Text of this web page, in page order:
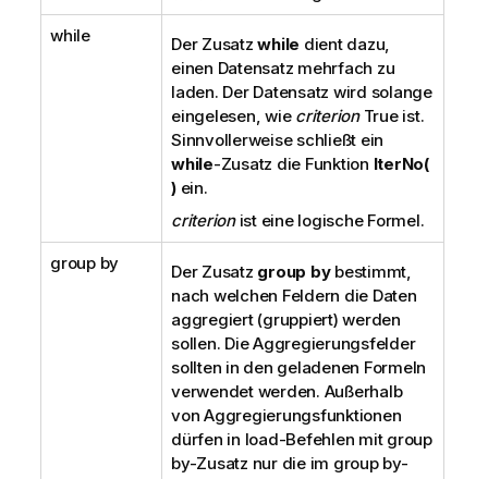
while Der Zusatzwhile dient dazu,
einen Datensatz mehrfach zu
laden. Der Datensatz wird solange
eingelesen, wie criterion Trueist.
Sinnvollerweise schließt ein
while-Zusatz die Funktion IterNo(
)ein.
criterionist eine logische Formel.
group by Der Zusatz group bybestimmt,
nach welchen Feldern die Daten
aggregiert (gruppiert) werden
sollen. Die Aggregierungsfelder
sollten in den geladenen Formeln
verwendet werden. Außerhalb
von Aggregierungsfunktionen
dürfen in load-Befehlen mit group
by-Zusatz nur die im group by-